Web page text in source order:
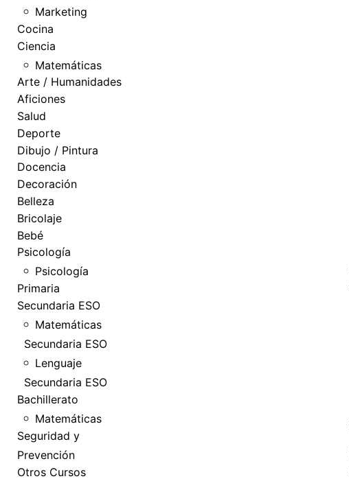
Marketing
Cocina
Ciencia
Matemáticas
Arte / Humanidades
Aficiones
Salud
Deporte
Dibujo / Pintura
Docencia
Decoración
Belleza
Bricolaje
Bebé
Psicología
Psicología
Primaria
Secundaria ESO
Matemáticas
Secundaria ESO
Lenguaje
Secundaria ESO
Bachillerato
Matemáticas
Seguridad y
Prevención
Otros Cursos